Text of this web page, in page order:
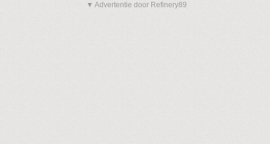
▼ Advertentie door Refinery89